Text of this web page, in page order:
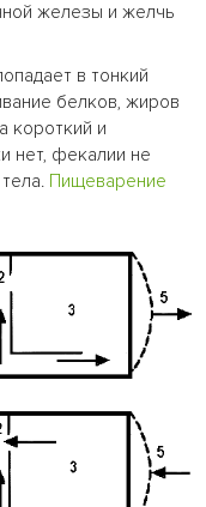
железы и желчь
в тонкий
белков, жиров
короткий и
нет, фекалии не
Пищеварение